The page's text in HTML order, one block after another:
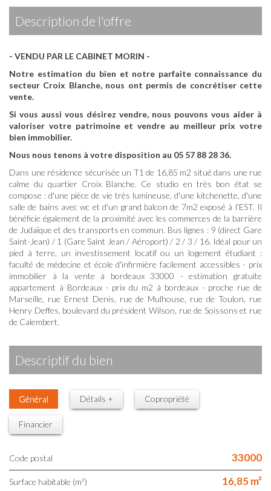
description de l'offre
- VENDU PAR LE CABINET MORIN -
Notre estimation du bien et notre parfaite connaissance du
secteur Croix Blanche, nous ont permis de concrétiser cette
vente.
Si vous aussi vous désirez vendre, nous pouvons vous aider à
valoriser votre patrimoine et vendre au meilleur prix votre
bien immobilier.
Nous nous tenons à votre disposition au 05 57 88 28 36.
Dans une résidence sécurisée un T1 de 16,85 m2 situé dans une rue
calme du quartier Croix Blanche. Ce studio en très bon état se
compose : d'une pièce de vie très lumineuse, d'une kitchenette, d'une
salle de bains avec wc et d'un grand balcon de 7m2 exposé à l'EST. Il
bénéficie également de la proximité avec les commerces de la barrière
de Judaïque et des transports en commun. Bus lignes : 9 (direct Gare
Saint-Jean) / 1 (Gare Saint Jean / Aéroport) / 2 / 3 / 16. Idéal pour un
pied à terre, un investissement locatif ou un logement étudiant :
faculté de médecine et école d'infirmière facilement accessibles - prix
immobilier à la vente à bordeaux 33000 - estimation gratuite
appartement à Bordeaux - prix du m2 à bordeaux - proche rue de
Marseille, rue Ernest Denis, rue de Mulhouse, rue de Toulon, rue
Henry Deffes, boulevard du président Wilson, rue de Soissons et rue
de Calembert.
descriptif du bien
Général Détails + Copropriété
Financier
Code postal 33000
Surface habitable (m²) 16,85 m²